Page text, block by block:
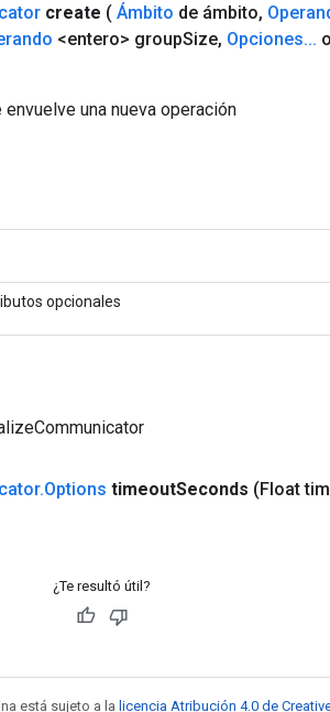
create ( Ámbito de ámbito,
<entero> groupSize, Opciones...
una nueva operación
opcionales
.Options timeoutSeconds (Float
¿Te resultó útil?
está sujeto a la licencia Atribución 4.0 de